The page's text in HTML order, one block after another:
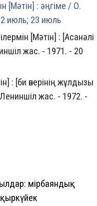
[Мәтін] : әңгіме / О.
июль; 23 июль
[Мәтін] : [Асанәлі
жас. - 1971. - 20
: [би өнерінің жұлдызы
жас. - 1972. -
өмірбаяндық